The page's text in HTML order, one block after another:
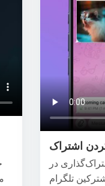
اشتراک
در
تلگرام